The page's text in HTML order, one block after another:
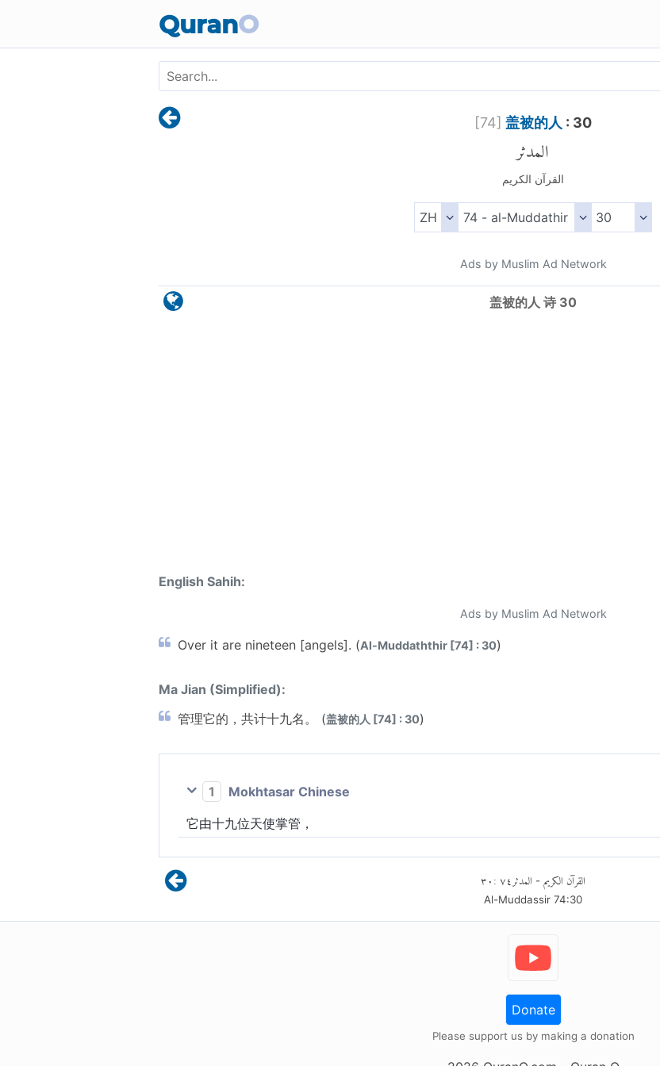
QuranO
[74] 盖被的人 : 30
المدثر
القرآن الكريم
Ads by Muslim Ad Network
盖被的人 诗 30
English Sahih:
Ads by Muslim Ad Network
Over it are nineteen [angels]. (Al-Muddaththir [74] : 30)
Ma Jian (Simplified):
管理它的，共计十九名。 (盖被的人 [74] : 30)
1
Mokhtasar Chinese
它由十九位天使掌管，
القرآن الكريم - المدثر٧٤:٣٠
Al-Muddassir74:30
Donate
Please support us by making a donation